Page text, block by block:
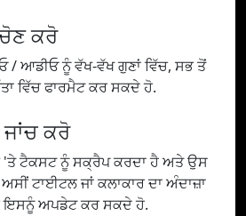
ਕਰੋ
/ ਆਡੀਓ ਨੂੰ ਵੱਖ-ਵੱਖ ਗੁਣਾਂ ਵਿੱਚ, ਸਭ ਤੋਂ
ਵਿੱਚ ਫਾਰਮੈਟ ਕਰ ਸਕਦੇ ਹੋ.
ਜਾਂਚ ਕਰੋ
'ਤੇ ਟੈਕਸਟ ਨੂੰ ਸਕ੍ਰੈਪ ਕਰਦਾ ਹੈ ਅਤੇ ਉਸ
ਟਾਈਟਲ ਜਾਂ ਕਲਾਕਾਰ ਦਾ ਅੰਦਾਜ਼ਾ
ਇਸਨੂੰ ਅਪਡੇਟ ਕਰ ਸਕਦੇ ਹੋ.